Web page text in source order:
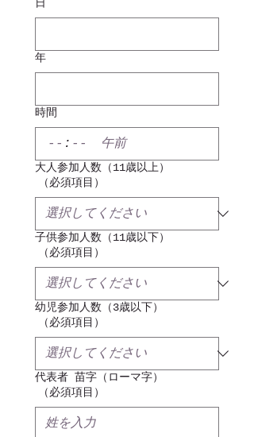
日
年
時間
: 午前
大人参加人数（11歳以上）
（必須項目）
子供参加人数（11歳以下）
（必須項目）
幼児参加人数（3歳以下）
（必須項目）
代表者 苗字（ローマ字）
（必須項目）